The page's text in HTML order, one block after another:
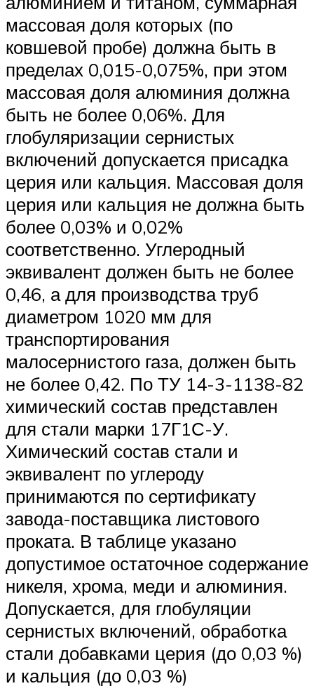
массовая доля которых (по
ковшевой пробе) должна быть в
пределах 0,015-0,075%, при этом
массовая доля алюминия должна
быть не более 0,06%. Для
глобуляризации сернистых
включений допускается присадка
церия или кальция. Массовая доля
церия или кальция не должна быть
более 0,03% и 0,02%
соответственно. Углеродный
эквивалент должен быть не более
0,46, а для производства труб
диаметром 1020 мм для
транспортирования
малосернистого газа, должен быть
не более 0,42. По ТУ 14-3-1138-82
химический состав представлен
для стали марки 17Г1С-У.
Химический состав стали и
эквивалент по углероду
принимаются по сертификату
завода-поставщика листового
проката. В таблице указано
допустимое остаточное содержание
никеля, хрома, меди и алюминия.
Допускается, для глобуляции
сернистых включений, обработка
стали добавками церия (до 0,03 %)
и кальция (до 0,03 %)